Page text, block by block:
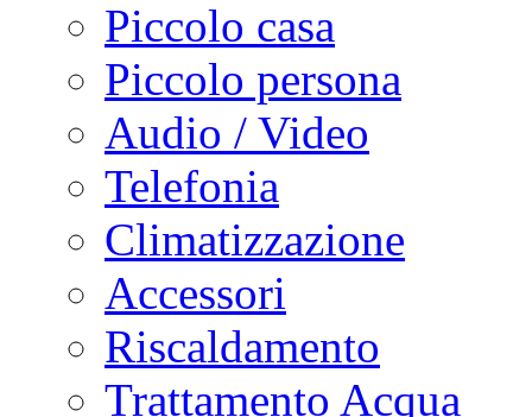
Piccolo casa
Piccolo persona
Audio / Video
Telefonia
Climatizzazione
Accessori
Riscaldamento
Trattamento Acqua